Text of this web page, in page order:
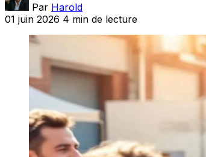
Par Harold
01 juin 2026 4 min de lecture